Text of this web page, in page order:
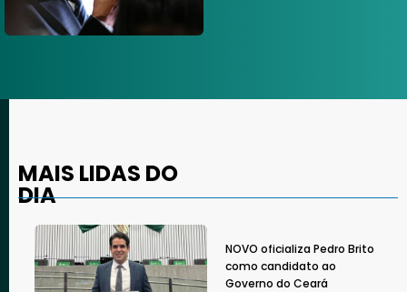
MAIS LIDAS DO
DIA
NOVO oficializa Pedro Brito
como candidato ao
Governo do Ceará